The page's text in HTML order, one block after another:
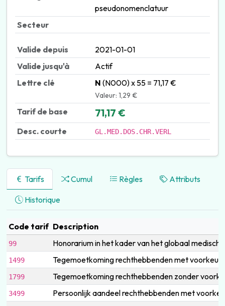
pseudonomenclatuur
Secteur
Valide depuis
2021-01-01
Valide jusqu'à
Actif
Lettre clé
N (N000) x 55 = 71,17 €
Valeur: 1,29 €
Tarif de base 71,17 €
Desc. courte GL.MED.DOS.CHR.VERL
Tarifs Cumul Règles Attributs
Historique
Code tarif Description
99 Honorarium in het kader van het globaal medisch
1499 Tegemoetkoming rechthebbenden met
1799 Tegemoetkoming rechthebbenden zonder
3499 Persoonlijk aandeel rechthebbenden met